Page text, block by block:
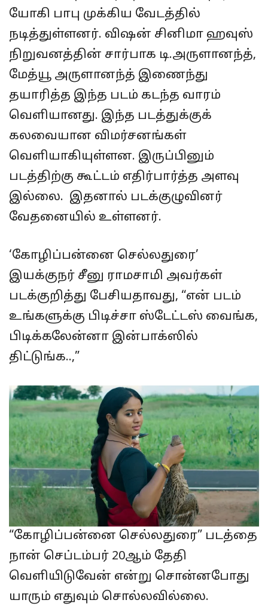
யோகி பாபு முக்கிய வேடத்தில்
நடித்துள்ளனர். விஷன் சினிமா ஹவுஸ்
நிறுவனத்தின் சார்பாக டி.அருளானந்த்,
மேத்யூ அருளானந்த் இணைந்து
தயாரித்த இந்த படம் கடந்த வாரம்
வெளியானது. இந்த படத்துக்குக்
கலவையான விமர்சனங்கள்
வெளியாகியுள்ளன. இருப்பினும்
படத்திற்கு கூட்டம் எதிர்பார்த்த அளவு
இல்லை. இதனால் படக்குழுவினர்
வேதனையில் உள்ளனர்.
‘கோழிப்பன்னை செல்லதுரை’
இயக்குநர் சீனு ராமசாமி அவர்கள்
படக்குறித்து பேசியதாவது, “என் படம்
உங்களுக்கு பிடிச்சா ஸ்டேட்டஸ் வைங்க,
பிடிக்கலேன்னா இன்பாக்ஸில்
திட்டுங்க..,”
“கோழிப்பன்னை செல்லதுரை” படத்தை
நான் செப்டம்பர் 20ஆம் தேதி
வெளியிடுவேன் என்று சொன்னபோது
யாரும் எதுவும் சொல்லவில்லை.